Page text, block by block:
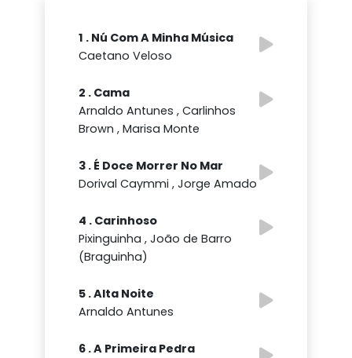
1 . Nú Com A Minha Música
Caetano Veloso
2 . Cama
Arnaldo Antunes , Carlinhos
Brown , Marisa Monte
3 . É Doce Morrer No Mar
Dorival Caymmi , Jorge Amado
4 . Carinhoso
Pixinguinha , João de Barro
(Braguinha)
5 . Alta Noite
Arnaldo Antunes
6 . A Primeira Pedra